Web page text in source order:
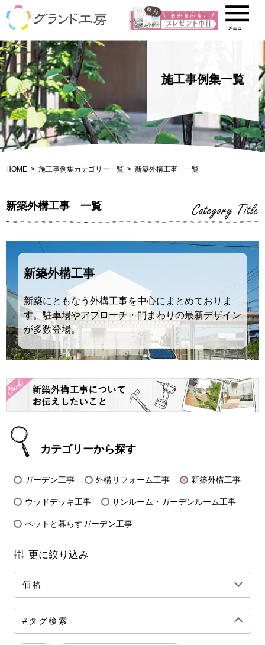
施工事例集一覧
HOME 施工事例集カテゴリー一覧 新築外構工事 一覧
新築外構工事 一覧 Category Title
新築外構工事
新築にともなう外構工事を中心にまとめておりま
す。駐車場やアプローチ・門まわりの最新デザイン
が多数登場。
カテゴリーから探す
ガーデン工事 外構リフォーム工事 新築外構工事
ウッドデッキ工事 サンルーム・ガーデンルーム工事
ペットと暮らすガーデン工事
更に絞り込み
価格
全ての価格帯
150万円前後 200万円前後 250万円前後
#タグ検索